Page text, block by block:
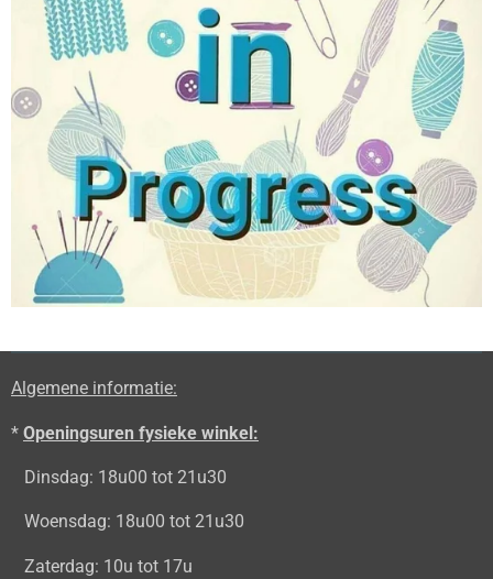
Algemene informatie:
* Openingsuren fysieke winkel:
Dinsdag: 18u00 tot 21u30
Woensdag: 18u00 tot 21u30
Zaterdag: 10u tot 17u